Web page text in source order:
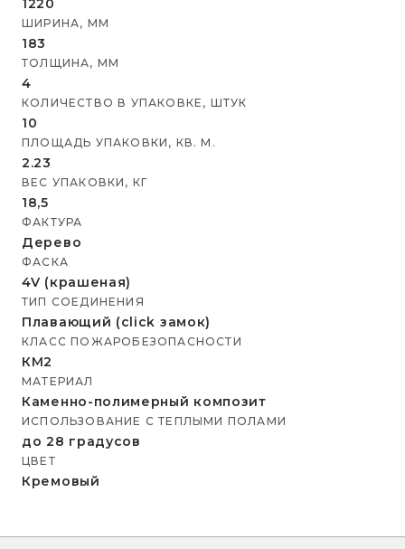
1220
ШИРИНА, ММ
183
ТОЛЩИНА, ММ
4
КОЛИЧЕСТВО В УПАКОВКЕ, ШТУК
10
ПЛОЩАДЬ УПАКОВКИ, КВ. М.
2.23
ВЕС УПАКОВКИ, КГ
18,5
ФАКТУРА
Дерево
ФАСКА
4V (крашеная)
ТИП СОЕДИНЕНИЯ
Плавающий (click замок)
КЛАСС ПОЖАРОБЕЗОПАСНОСТИ
КМ2
МАТЕРИАЛ
Каменно-полимерный композит
ИСПОЛЬЗОВАНИЕ С ТЕПЛЫМИ ПОЛАМИ
до 28 градусов
ЦВЕТ
Кремовый